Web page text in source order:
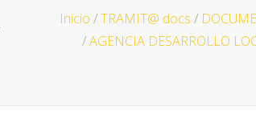
Inicio /TRAMIT@ docs /
/AGENCIA DESARROLLO